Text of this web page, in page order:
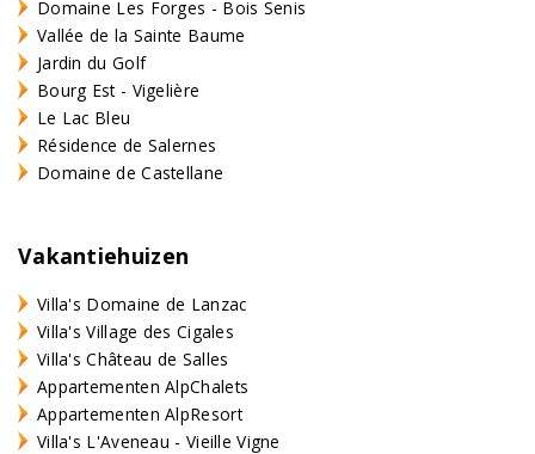
Domaine Les Forges - Bois Senis
Vallée de la Sainte Baume
Jardin du Golf
Bourg Est - Vigelière
Le Lac Bleu
Résidence de Salernes
Domaine de Castellane
Vakantiehuizen
Villa's Domaine de Lanzac
Villa's Village des Cigales
Villa's Château de Salles
Appartementen AlpChalets
Appartementen AlpResort
Villa's L'Aveneau - Vieille Vigne